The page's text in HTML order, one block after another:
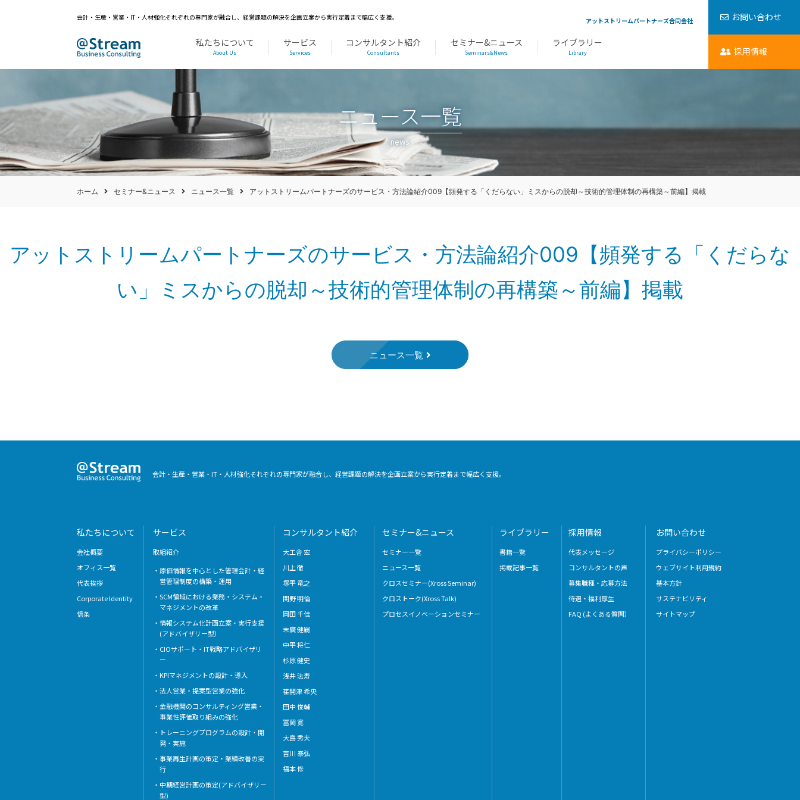
会計・生産・営業・IT・人材強化それぞれの専門家が融合し、経営課題の解決を企画立案から実行定着まで幅広く支援。
私たちについて
About Us
サービス
Services
コンサルタント紹介
Consultants
セミナー&ニュース
Seminars&News
ライブラリー
Library
アットストリームパートナーズ合同会社 お問い合わせ
採用情報
ニュース一覧
news
ホーム セミナー&ニュース ニュース一覧 アットストリームパートナーズのサービス・方法論紹介009【頻発する「くだらない」ミスからの脱却～技術的管理体制の再構築～前編】掲載
アットストリームパートナーズのサービス・方法論紹介009【頻発する「くだらな
い」ミスからの脱却～技術的管理体制の再構築～前編】掲載
ニュース一覧
会計・生産・営業・IT・人材強化それぞれの専門家が融合し、経営課題の解決を企画立案から実行定着まで幅広く支援。
私たちについて
会社概要
オフィス一覧
代表挨拶
Corporate Identity
信条
サービス
取組紹介
原価情報を中心とした管理会計・経
営管理制度の構築・運用
SCM領域における業務・システム・
マネジメントの改革
情報システム化計画立案・実行支援
(アドバイザリー型）
CIOサポート・IT戦略アドバイザリ
ー
KPIマネジメントの設計・導入
法人営業・提案型営業の強化
金融機関のコンサルティング営業・
事業性評価取り組みの強化
トレーニングプログラムの設計・開
発・実施
事業再生計画の策定・業績改善の実
行
中期経営計画の策定(アドバイザリー
型)
コンサルタント紹介
大工舎 宏
川上 徹
塚平 竜之
関野 明倫
岡田 千佳
末廣 健嗣
中平 将仁
杉原 健史
浅井 法寿
荏開津 希央
田中 俊輔
冨岡 寛
大島 秀夫
吉川 泰弘
福本 修
セミナー&ニュース
セミナー一覧
ニュース一覧
クロスセミナー(Xross Seminar)
クロストーク(Xross Talk)
プロセスイノベーションセミナー
ライブラリー
書籍一覧
掲載記事一覧
採用情報
代表メッセージ
コンサルタントの声
募集職種・応募方法
待遇・福利厚生
FAQ (よくある質問）
お問い合わせ
プライバシーポリシー
ウェブサイト利用規約
基本方針
サステナビリティ
サイトマップ